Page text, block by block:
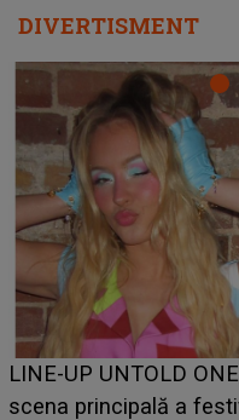
DIVERTISMENT
Ce a dezvăluit noua
luat prin surprindere